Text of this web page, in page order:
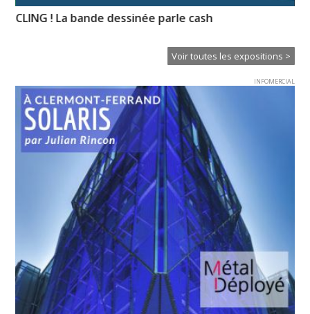
CLING ! La bande dessinée parle cash
Voir toutes les expositions >
INFOMERCIAL